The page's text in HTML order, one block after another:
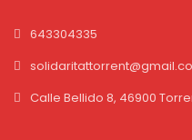
643304335
Calle Bellido 8, 46900